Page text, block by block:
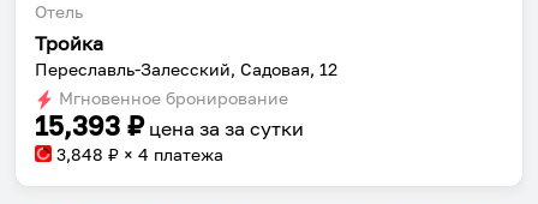
Отель
Тройка
Переславль-Залесский, Садовая, 12
Мгновенное бронирование
15,393 ₽ цена за за сутки
3,848 ₽ × 4 платежа
Собери путешествие без сложностей
Сохраняй места, повторяй маршруты, находи
компанию и бронируй жильё в одном
приложении.